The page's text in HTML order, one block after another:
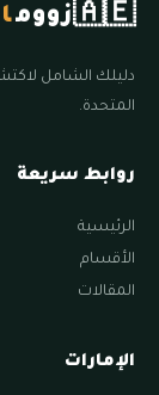
🇦🇪زووم
دليلك الشامل
المتحدة.
روابط سريعة
الرئيسية
الأقسام
المقالات
الإمارات